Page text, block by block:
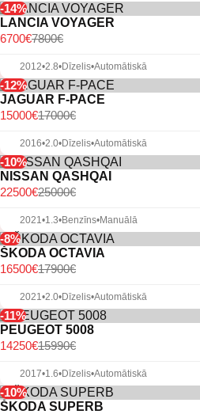
Elektrisks bagāžnieks
Keyless komforta piekļuve
Vieglmetāla diski
Ļoti labas riepas
Pilns atslēgu komplekts
Citas ekstras
-14%
LANCIA VOYAGER
7800€
6700€
2012•2.8•Dīzelis•Automātiskā
-12%
JAGUAR F-PACE
17000€
15000€
2016•2.0•Dīzelis•Automātiskā
-10%
NISSAN QASHQAI
25000€
22500€
2021•1.3•Benzīns•Manuālā
-8%
ŠKODA OCTAVIA
17900€
16500€
2021•2.0•Dīzelis•Automātiskā
-11%
PEUGEOT 5008
15990€
14250€
2017•1.6•Dīzelis•Automātiskā
-10%
ŠKODA SUPERB